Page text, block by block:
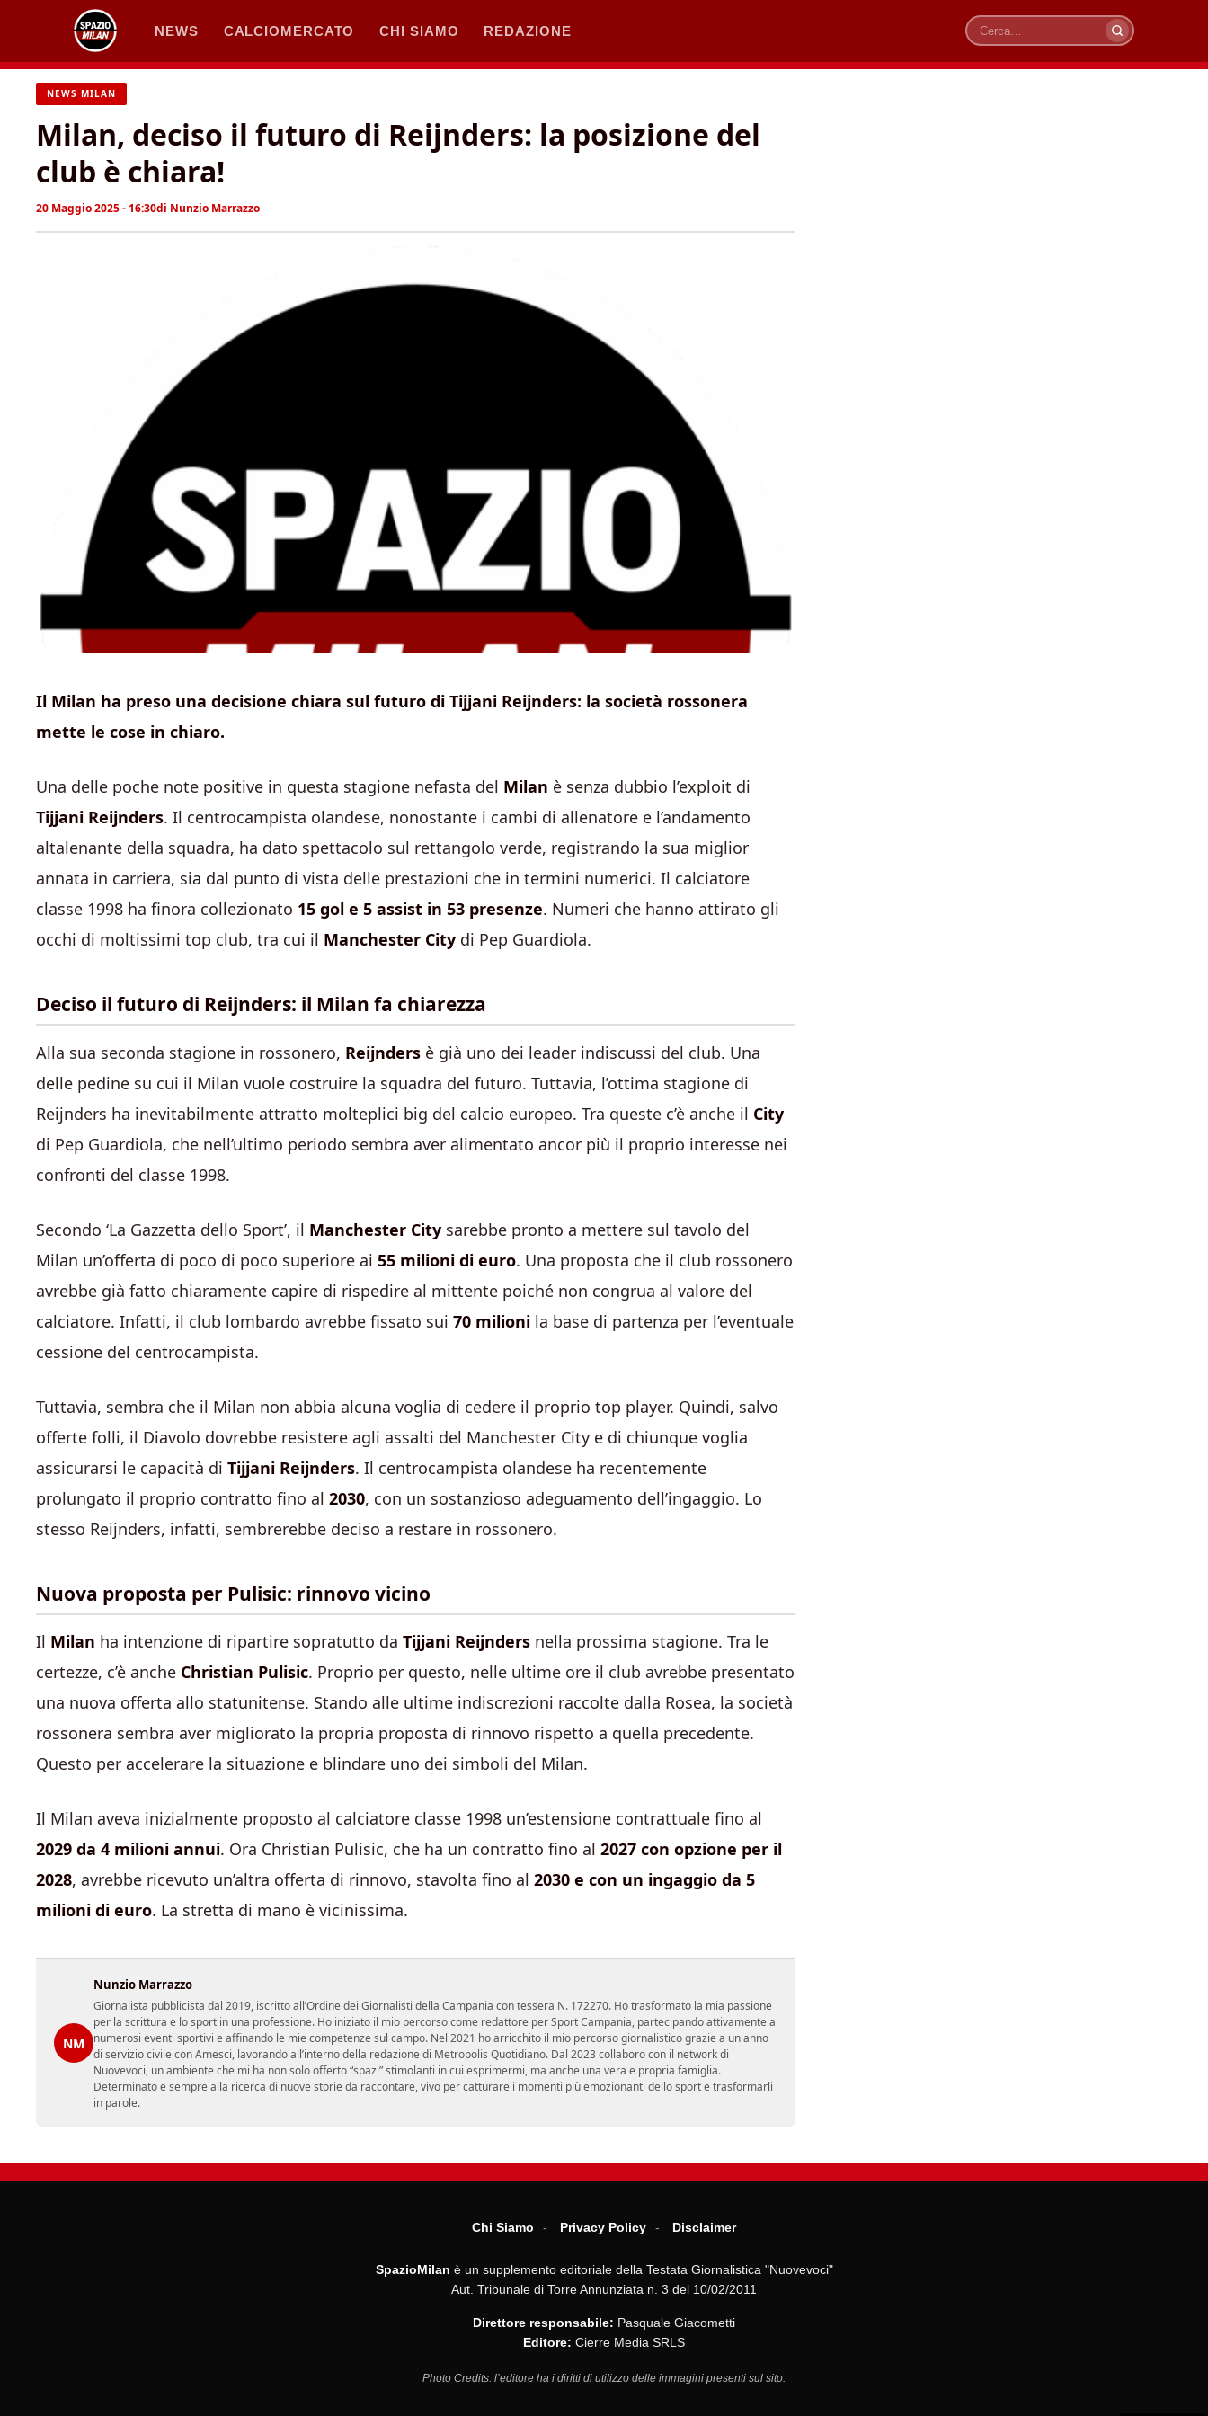
contenuto
NEWS CALCIOMERCATO CHI SIAMO REDAZIONE
Cerca
NEWS MILAN
Milan, deciso il futuro di Reijnders: la posizione del
club è chiara!
20 Maggio 2025 - 16:30di Nunzio Marrazzo
Il Milan ha preso una decisione chiara sul futuro di Tijjani Reijnders: la società rossonera
mette le cose in chiaro.
Una delle poche note positive in questa stagione nefasta del Milan è senza dubbio l’exploit di
Tijjani Reijnders. Il centrocampista olandese, nonostante i cambi di allenatore e l’andamento
altalenante della squadra, ha dato spettacolo sul rettangolo verde, registrando la sua miglior
annata in carriera, sia dal punto di vista delle prestazioni che in termini numerici. Il calciatore
classe 1998 ha finora collezionato 15 gol e 5 assist in 53 presenze. Numeri che hanno attirato gli
occhi di moltissimi top club, tra cui il Manchester City di Pep Guardiola.
Deciso il futuro di Reijnders: il Milan fa chiarezza
Alla sua seconda stagione in rossonero, Reijnders è già uno dei leader indiscussi del club. Una
delle pedine su cui il Milan vuole costruire la squadra del futuro. Tuttavia, l’ottima stagione di
Reijnders ha inevitabilmente attratto molteplici big del calcio europeo. Tra queste c’è anche il City
di Pep Guardiola, che nell’ultimo periodo sembra aver alimentato ancor più il proprio interesse nei
confronti del classe 1998.
Secondo ‘La Gazzetta dello Sport’, il Manchester City sarebbe pronto a mettere sul tavolo del
Milan un’offerta di poco di poco superiore ai 55 milioni di euro. Una proposta che il club rossonero
avrebbe già fatto chiaramente capire di rispedire al mittente poiché non congrua al valore del
calciatore. Infatti, il club lombardo avrebbe fissato sui 70 milioni la base di partenza per l’eventuale
cessione del centrocampista.
Tuttavia, sembra che il Milan non abbia alcuna voglia di cedere il proprio top player. Quindi, salvo
offerte folli, il Diavolo dovrebbe resistere agli assalti del Manchester City e di chiunque voglia
assicurarsi le capacità di Tijjani Reijnders. Il centrocampista olandese ha recentemente
prolungato il proprio contratto fino al 2030, con un sostanzioso adeguamento dell’ingaggio. Lo
stesso Reijnders, infatti, sembrerebbe deciso a restare in rossonero.
Nuova proposta per Pulisic: rinnovo vicino
Il Milan ha intenzione di ripartire sopratutto da Tijjani Reijnders nella prossima stagione. Tra le
certezze, c’è anche Christian Pulisic. Proprio per questo, nelle ultime ore il club avrebbe presentato
una nuova offerta allo statunitense. Stando alle ultime indiscrezioni raccolte dalla Rosea, la società
rossonera sembra aver migliorato la propria proposta di rinnovo rispetto a quella precedente.
Questo per accelerare la situazione e blindare uno dei simboli del Milan.
Il Milan aveva inizialmente proposto al calciatore classe 1998 un’estensione contrattuale fino al
2029 da 4 milioni annui. Ora Christian Pulisic, che ha un contratto fino al 2027 con opzione per il
2028, avrebbe ricevuto un’altra offerta di rinnovo, stavolta fino al 2030 e con un ingaggio da 5
milioni di euro. La stretta di mano è vicinissima.
NM
Nunzio Marrazzo
Giornalista pubblicista dal 2019, iscritto all’Ordine dei Giornalisti della Campania con tessera N. 172270. Ho trasformato la mia passione
per la scrittura e lo sport in una professione. Ho iniziato il mio percorso come redattore per Sport Campania, partecipando attivamente a
numerosi eventi sportivi e affinando le mie competenze sul campo. Nel 2021 ho arricchito il mio percorso giornalistico grazie a un anno
di servizio civile con Amesci, lavorando all’interno della redazione di Metropolis Quotidiano. Dal 2023 collaboro con il network di
Nuovevoci, un ambiente che mi ha non solo offerto “spazi” stimolanti in cui esprimermi, ma anche una vera e propria famiglia.
Determinato e sempre alla ricerca di nuove storie da raccontare, vivo per catturare i momenti più emozionanti dello sport e trasformarli
in parole.
Chi Siamo Privacy Policy Disclaimer
SpazioMilan è un supplemento editoriale della Testata Giornalistica "Nuovevoci"
Aut. Tribunale di Torre Annunziata n. 3 del 10/02/2011
Direttore responsabile: Pasquale Giacometti
Editore: Cierre Media SRLS
Photo Credits: l’editore ha i diritti di utilizzo delle immagini presenti sul sito.